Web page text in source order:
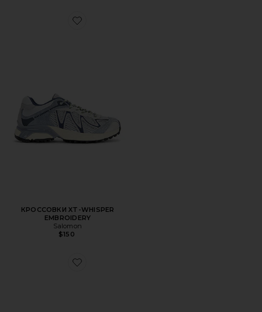
Favorite КРОССОВКИ XT-WHISPER EMBROIDERY
КРОССОВКИ XT-WHISPER
EMBROIDERY
Salomon
$150
Favorite КРОССОВКИ XT-WHISPER